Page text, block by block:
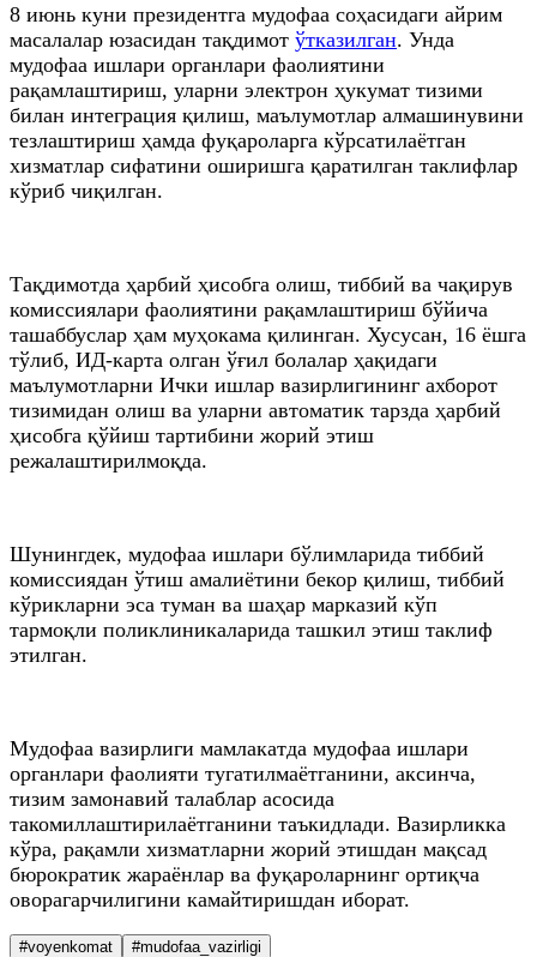
8 июнь куни президентга мудофаа соҳасидаги айрим
масалалар юзасидан тақдимот ўтказилган. Унда
мудофаа ишлари органлари фаолиятини
рақамлаштириш, уларни электрон ҳукумат тизими
билан интеграция қилиш, маълумотлар алмашинувини
тезлаштириш ҳамда фуқароларга кўрсатилаётган
хизматлар сифатини оширишга қаратилган таклифлар
кўриб чиқилган.
Тақдимотда ҳарбий ҳисобга олиш, тиббий ва чақирув
комиссиялари фаолиятини рақамлаштириш бўйича
ташаббуслар ҳам муҳокама қилинган. Хусусан, 16 ёшга
тўлиб, ИД-карта олган ўғил болалар ҳақидаги
маълумотларни Ички ишлар вазирлигининг ахборот
тизимидан олиш ва уларни автоматик тарзда ҳарбий
ҳисобга қўйиш тартибини жорий этиш
режалаштирилмоқда.
Шунингдек, мудофаа ишлари бўлимларида тиббий
комиссиядан ўтиш амалиётини бекор қилиш, тиббий
кўрикларни эса туман ва шаҳар марказий кўп
тармоқли поликлиникаларида ташкил этиш таклиф
этилган.
Мудофаа вазирлиги мамлакатда мудофаа ишлари
органлари фаолияти тугатилмаётганини, аксинча,
тизим замонавий талаблар асосида
такомиллаштирилаётганини таъкидлади. Вазирликка
кўра, рақамли хизматларни жорий этишдан мақсад
бюрократик жараёнлар ва фуқароларнинг ортиқча
оворагарчилигини камайтиришдан иборат.
#voyenkomat #mudofaa_vazirligi